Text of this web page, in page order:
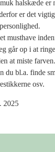
halskæde er
er det
musthave
går op i at
at miste farven.
du bl.a. finde
osv.
2025